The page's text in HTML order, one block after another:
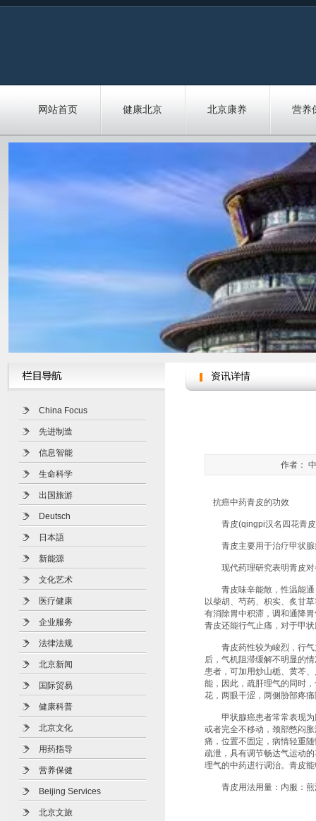
网站首页 健康北京 北京康养 营养
China Focus
先进制造
信息智能
生命科学
出国旅游
Deutsch
日本語
新能源
文化艺术
医疗健康
企业服务
法律法规
北京新闻
国际贸易
健康科普
北京文化
用药指导
营养保健
Beijing Services
北京文旅
资讯详情
作者：
抗癌中药青皮的功效
青皮(qingpi汉名四花青皮
青皮主要用于治疗甲状腺
现代药理研究表明青皮对
青皮味辛能散，性温能通
以柴胡、芍药、枳实、炙甘
有消除胃中积滞，调和通降
青皮还能行气止痛，对于甲
青皮药性较为峻烈，行气
后，气机阻滞缓解不明显的
患者，可加用炒山栀、黄芩
能，因此，疏肝理气的同时
花，两眼干涩，两侧胁部疼
甲状腺癌患者常常表现为
或者完全不移动，颈部憋闷
痛，位置不固定，病情轻重
疏泄，具有调节畅达气运动
理气的中药进行调治。青皮
青皮用法用量：内服：煎